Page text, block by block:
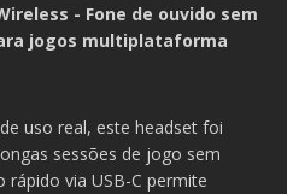
- Fone de ouvido sem
jogos multiplataforma
uso real, este headset foi
sessões de jogo sem
via USB-C permite